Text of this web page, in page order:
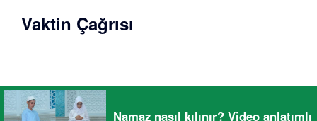
Vaktin Çağrısı
Namaz nasıl kılınır? Video anlatımlı